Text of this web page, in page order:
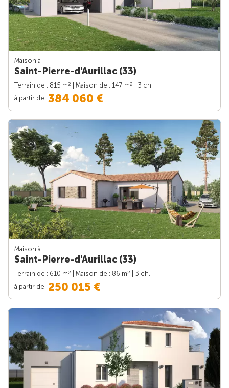
Maison à
Saint-Pierre-d'Aurillac (33)
Terrain de : 815 m2 | Maison de : 147 m2
| 3 ch.
à partir de 384 060 €
Maison à
Saint-Pierre-d'Aurillac (33)
Terrain de : 610 m2 | Maison de : 86 m2
| 3 ch.
à partir de 250 015 €